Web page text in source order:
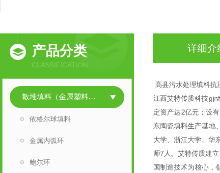
产品分类
CLASSIFICATION
散堆填料（金属塑料陶瓷）
依格尔球填料
金属内弧环
鲍尔环
详细介
高县污水处理填料抗
江西艾特传质科技
定资产达2亿元；设
东陶瓷填料生产基地
大学、浙江大学、华
师7人。艾特传质建
国制造技术为核心，